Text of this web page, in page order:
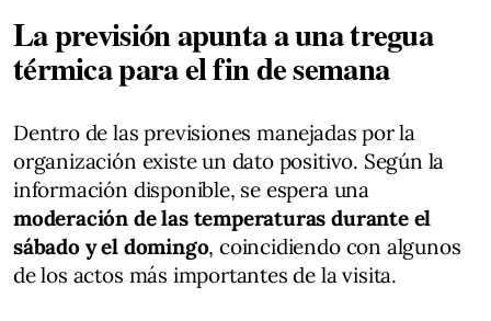
La previsión apunta a una tregua
térmica para el fin de semana
Dentro de las previsiones manejadas por la
organización existe un dato positivo. Según la
información disponible, se espera una
moderación de las temperaturas durante el
sábado y el domingo, coincidiendo con algunos
de los actos más importantes de la visita.